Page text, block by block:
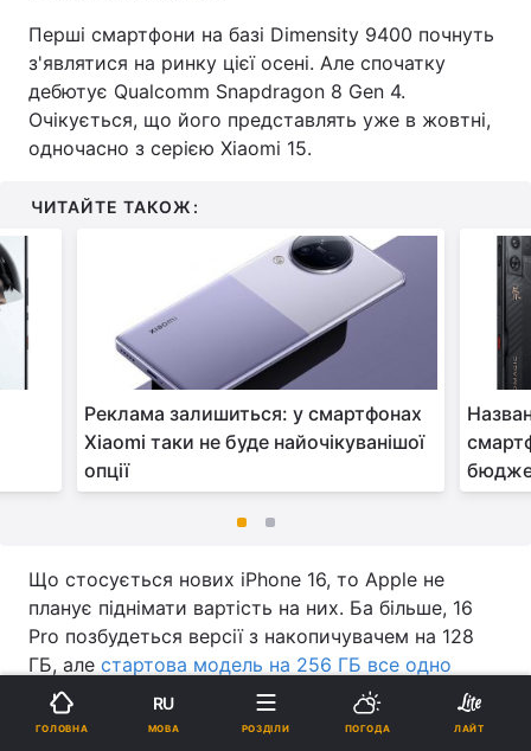
Перші смартфони на базі Dimensity 9400 почнуть
з'являтися на ринку цієї осені. Але спочатку
дебютує Qualcomm Snapdragon 8 Gen 4.
Очікується, що його представлять уже в жовтні,
одночасно з серією Xiaomi 15.
ЧИТАЙТЕ ТАКОЖ:
Реклама залишиться: у смартфонах
Xiaomi таки не буде найочікуванішої
опції
Що стосується нових iPhone 16, то Apple не
планує піднімати вартість на них. Ба більше, 16
Pro позбудеться версії з накопичувачем на 128
ГБ, але стартова модель на 256 ГБ все одно
коштуватиме 1000 доларів
. Точно у скільки ж
оцінили iPhone 15 Pro (128 Гбайт).
ГОЛОВНА
RU
МОВА РОЗДІЛИ ПОГОДА ЛАЙТ